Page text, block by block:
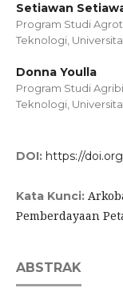
Setiawan
Program Studi
Teknologi,
Donna Youlla
Program Studi
Teknologi,
DOI: https://
Kata Kunci:
Pemberdayaan
ABSTRAK